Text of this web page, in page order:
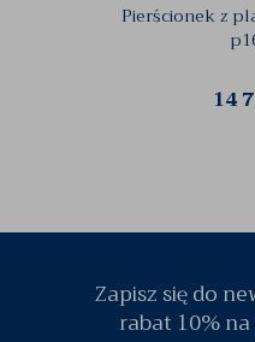
Pierścionek z
14
Zapisz się do
rabat 10%